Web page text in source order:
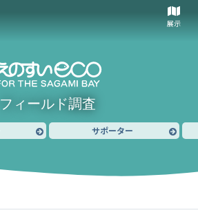
展示
フィールド調査
サポーター